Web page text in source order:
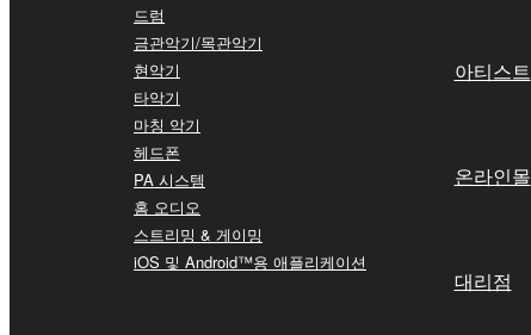
드럼
금관악기/목관악기
현악기
타악기
마칭 악기
헤드폰
PA 시스템
홈 오디오
스트리밍 & 게이밍
iOS 및 Android™용 애플리케이션
아티스트
온라인몰
대리점